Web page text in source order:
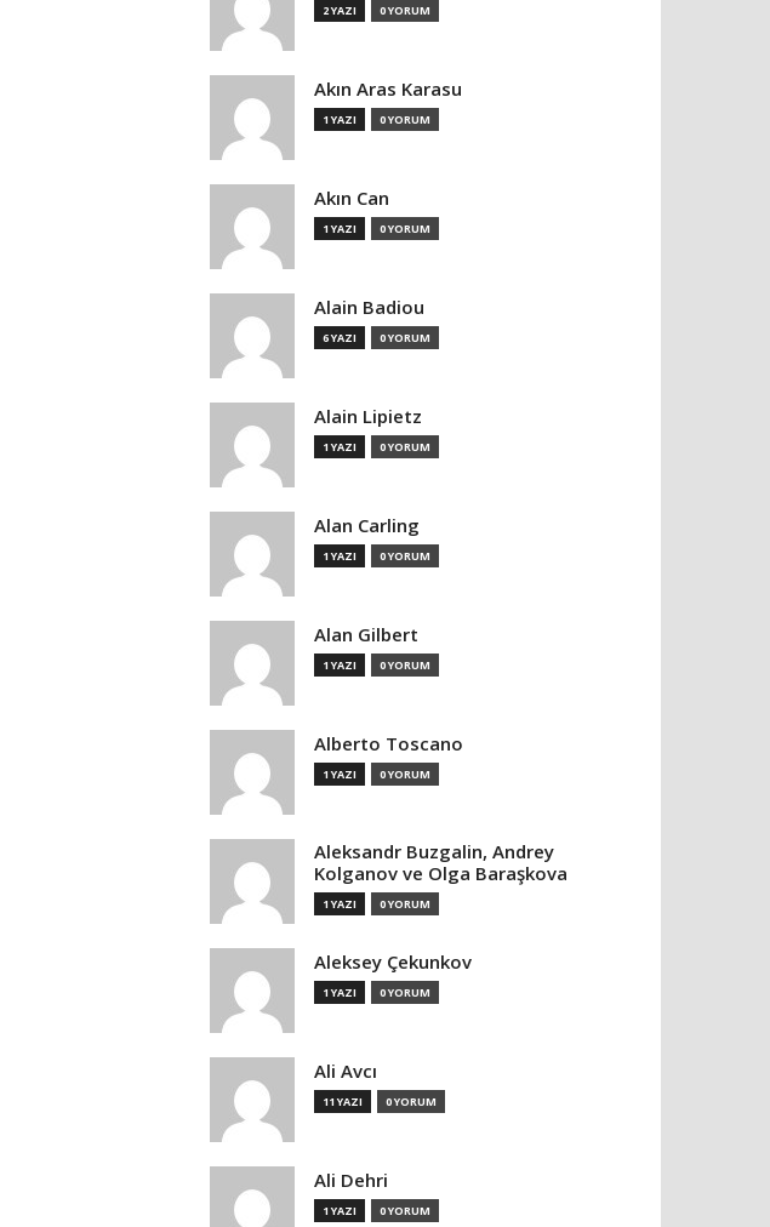
2 YAZI 0 YORUM
Akın Aras Karasu
1 YAZI 0 YORUM
Akın Can
1 YAZI 0 YORUM
Alain Badiou
6 YAZI 0 YORUM
Alain Lipietz
1 YAZI 0 YORUM
Alan Carling
1 YAZI 0 YORUM
Alan Gilbert
1 YAZI 0 YORUM
Alberto Toscano
1 YAZI 0 YORUM
Aleksandr Buzgalin, Andrey
Kolganov ve Olga Baraşkova
1 YAZI 0 YORUM
Aleksey Çekunkov
1 YAZI 0 YORUM
Ali Avcı
11 YAZI 0 YORUM
Ali Dehri
1 YAZI 0 YORUM